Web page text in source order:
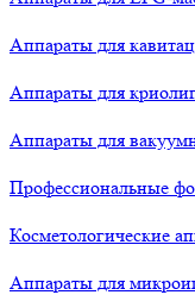
Аппараты для
Аппараты для
Аппараты для
Профессиональные
Косметологические
Аппараты для